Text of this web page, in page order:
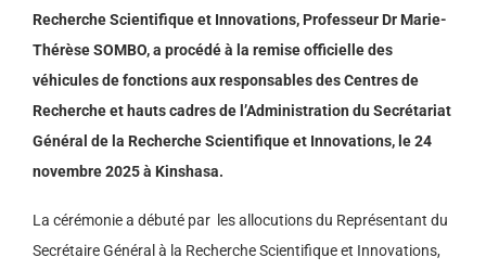
Recherche Scientifique et Innovations, Professeur Dr Marie-
Thérèse SOMBO, a procédé à la remise officielle des
véhicules de fonctions aux responsables des Centres de
Recherche et hauts cadres de l’Administration du Secrétariat
Général de la Recherche Scientifique et Innovations, le 24
novembre 2025 à Kinshasa.
La cérémonie a débuté par les allocutions du Représentant du
Secrétaire Général à la Recherche Scientifique et Innovations,